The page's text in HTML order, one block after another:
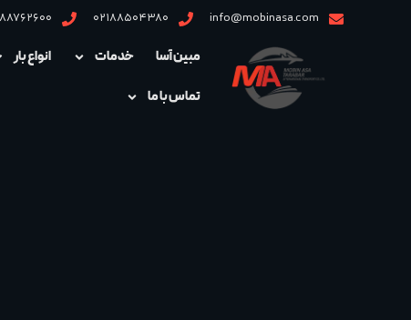
info@mobinasa.com
02188504380
مبین آسا خدمات انواع بار
تماس با ما